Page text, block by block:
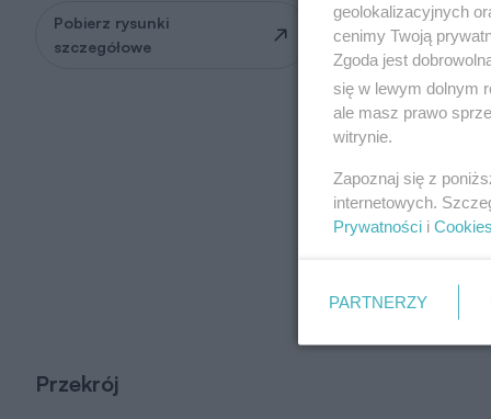
Pobierz rysunki
szczegółowe
Zapytaj o możliwość
zmian
Przekrój
geolokalizacyjnych
cenimy Twoją
Zgoda jest
się w lewym dolnym
ale masz prawo
witrynie.
Zapoznaj się z
internetowych.
Prywatności i Cookies
PARTNERZY